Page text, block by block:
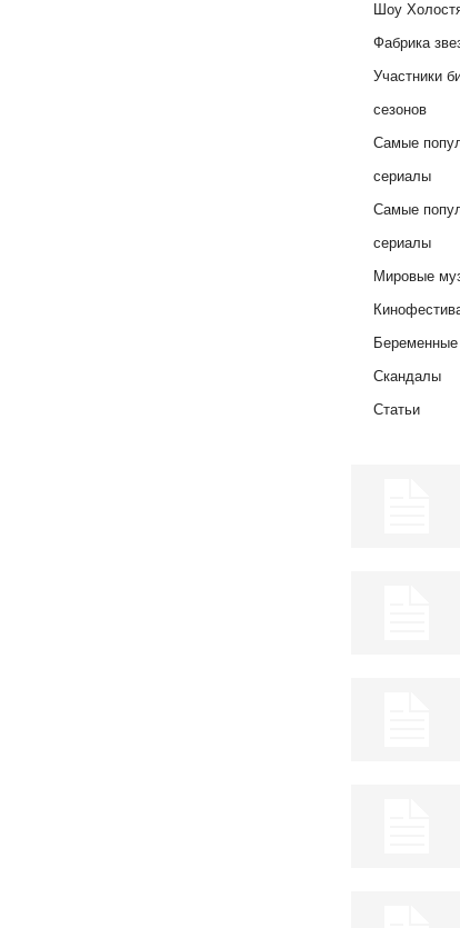
Шоу
Фабрика
Участники
сезонов
Самые
сериалы
Самые
сериалы
Мировые
Беременные
Скандалы
Статьи